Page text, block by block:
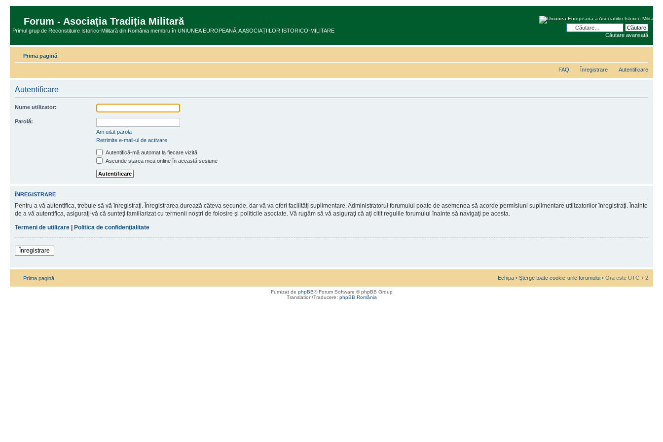
Forum - Asociația Tradiția Militară
Primul grup de Reconstituire Istorico-Militară din România membru în UNIUNEA EUROPEANĂ‚ A ASOCIAȚIILOR ISTORICO-MILITARE
Căutare avansată
Prima pagină
FAQ Înregistrare Autentificare
Autentificare
Nume utilizator:
Parolă:
Am uitat parola
Retrimite e-mail-ul de activare
Autentifică-mă automat la fiecare vizită
Ascunde starea mea online în această sesiune
ÎNREGISTRARE
Pentru a vă autentifica, trebuie să vă înregistraţi. Înregistrarea durează câteva secunde, dar vă va oferi facilităţi suplimentare. Administratorul forumului poate de asemenea să acorde permisiuni suplimentare utilizatorilor înregistraţi. Înainte
de a vă autentifica, asiguraţi-vă că sunteţi familiarizat cu termenii noştri de folosire şi politicile asociate. Vă rugăm să vă asiguraţi că aţi citit regulile forumului înainte să navigaţi pe acesta.
Termeni de utilizare
Politica de confidenţialitate
Înregistrare
Prima pagină Echipa • Şterge toate cookie-urile forumului • Ora este UTC + 2
Furnizat de phpBB® Forum Software © phpBB Group
Translation/Traducere: phpBB România